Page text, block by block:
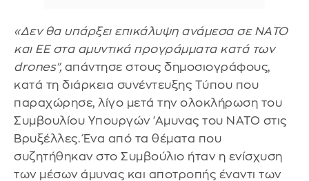
«Δεν θα υπάρξει επικάλυψη ανάμεσα σε ΝΑΤΟ
και ΕΕ στα αμυντικά προγράμματα κατά των
drones", απάντησε στους δημοσιογράφους,
κατά τη διάρκεια συνέντευξης Τύπου που
παραχώρησε, λίγο μετά την ολοκλήρωση του
Συμβουλίου Υπουργών 'Αμυνας του ΝΑΤΟ στις
Βρυξέλλες. Ένα από τα θέματα που
συζητήθηκαν στο Συμβούλιο ήταν η ενίσχυση
των μέσων άμυνας και αποτροπής έναντι των